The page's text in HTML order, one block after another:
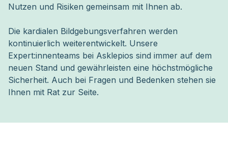
Nutzen und Risiken gemeinsam mit Ihnen ab.
Die kardialen Bildgebungsverfahren werden
kontinuierlich weiterentwickelt. Unsere
Expert:innenteams bei Asklepios sind immer auf dem
neuen Stand und gewährleisten eine höchstmögliche
Sicherheit. Auch bei Fragen und Bedenken stehen sie
Ihnen mit Rat zur Seite.